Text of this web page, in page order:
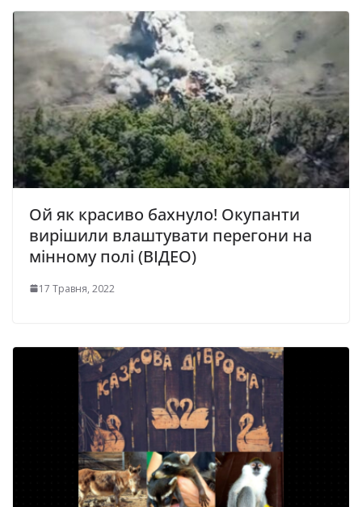
Ой як красиво бахнуло! Окупанти
вирішили влаштувати перегони на
мінному полі (ВІДЕО)
17 Травня, 2022